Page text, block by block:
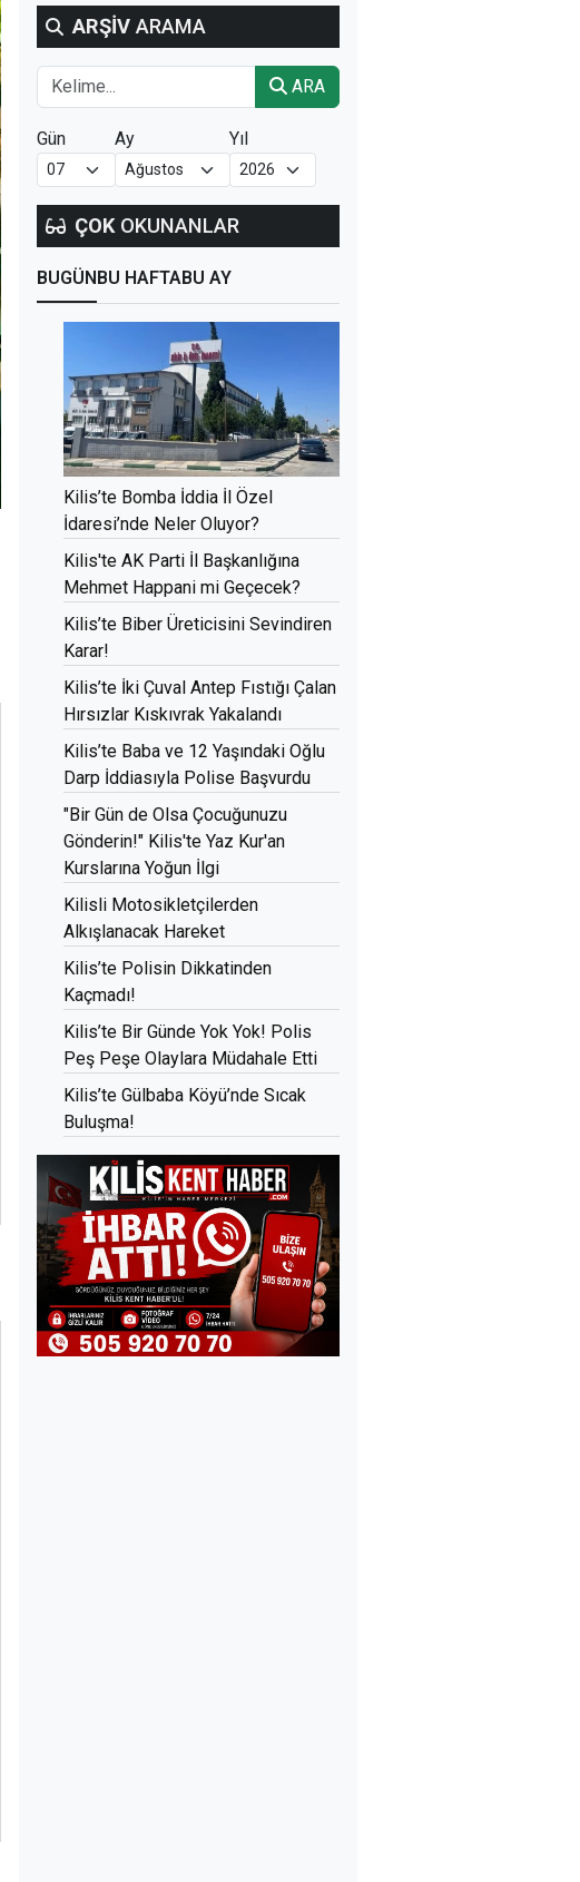
ARŞİVARAMA
ARA
Gün Ay Yıl
ÇOKOKUNANLAR
BUGÜNBU HAFTABU AY
Kilis’te Bomba İddia İl Özel
İdaresi’nde Neler Oluyor?
Kilis'te AK Parti İl Başkanlığına
Mehmet Happani mi Geçecek?
Kilis’te Biber Üreticisini Sevindiren
Karar!
Kilis’te İki Çuval Antep Fıstığı Çalan
Hırsızlar Kıskıvrak Yakalandı
Kilis’te Baba ve 12 Yaşındaki Oğlu
Darp İddiasıyla Polise Başvurdu
"Bir Gün de Olsa Çocuğunuzu
Gönderin!" Kilis'te Yaz Kur'an
Kurslarına Yoğun İlgi
Kilisli Motosikletçilerden
Alkışlanacak Hareket
Kilis’te Polisin Dikkatinden
Kaçmadı!
Kilis’te Bir Günde Yok Yok! Polis
Peş Peşe Olaylara Müdahale Etti
Kilis’te Gülbaba Köyü’nde Sıcak
Buluşma!